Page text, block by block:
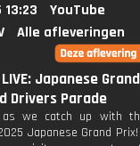
YouTube
Alle afleveringen
LIVE: Japanese
Drivers Parade
as we catch up with
Japanese Grand